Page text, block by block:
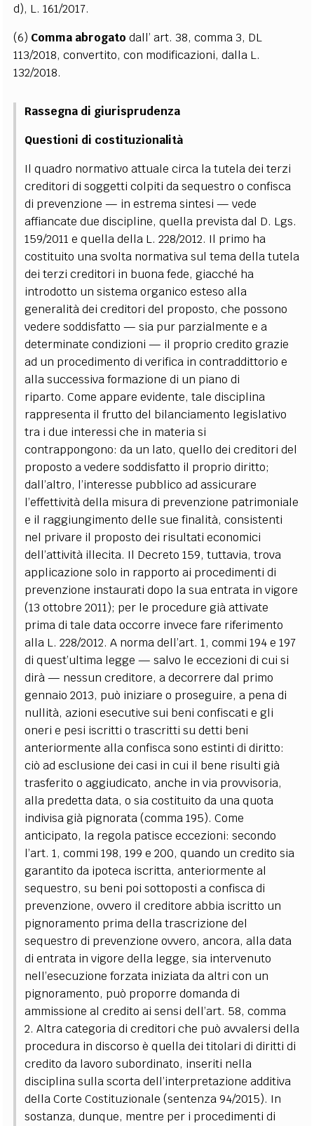
d), L. 161/2017.
(6) Comma abrogato dall’ art. 38, comma 3, DL
113/2018, convertito, con modificazioni, dalla L.
132/2018.
Rassegna di giurisprudenza
Questioni di costituzionalità
Il quadro normativo attuale circa la tutela dei terzi
creditori di soggetti colpiti da sequestro o confisca
di prevenzione — in estrema sintesi — vede
affiancate due discipline, quella prevista dal D. Lgs.
159/2011 e quella della L. 228/2012. Il primo ha
costituito una svolta normativa sul tema della tutela
dei terzi creditori in buona fede, giacché ha
introdotto un sistema organico esteso alla
generalità dei creditori del proposto, che possono
vedere soddisfatto — sia pur parzialmente e a
determinate condizioni — il proprio credito grazie
ad un procedimento di verifica in contraddittorio e
alla successiva formazione di un piano di
riparto.Come appare evidente, tale disciplina
rappresenta il frutto del bilanciamento legislativo
tra i due interessi che in materia si
contrappongono: da un lato, quello dei creditori del
proposto a vedere soddisfatto il proprio diritto;
dall’altro, l’interesse pubblico ad assicurare
l’effettività della misura di prevenzione patrimoniale
e il raggiungimento delle sue finalità, consistenti
nel privare il proposto dei risultati economici
dell’attività illecita. Il Decreto 159, tuttavia, trova
applicazione solo in rapporto ai procedimenti di
prevenzione instaurati dopo la sua entrata in vigore
(13 ottobre 2011); per le procedure già attivate
prima di tale data occorre invece fare riferimento
alla L. 228/2012. A norma dell’art. 1, commi 194 e 197
di quest’ultima legge — salvo le eccezioni di cui si
dirà — nessun creditore, a decorrere dal primo
gennaio 2013, può iniziare o proseguire, a pena di
nullità, azioni esecutive sui beni confiscati e gli
oneri e pesi iscritti o trascritti su detti beni
anteriormente alla confisca sono estinti di diritto:
ciò ad esclusione dei casi in cui il bene risulti già
trasferito o aggiudicato, anche in via provvisoria,
alla predetta data, o sia costituito da una quota
indivisa già pignorata (comma 195).Come
anticipato, la regola patisce eccezioni: secondo
l’art. 1, commi 198, 199 e 200, quando un credito sia
garantito da ipoteca iscritta, anteriormente al
sequestro, su beni poi sottoposti a confisca di
prevenzione, ovvero il creditore abbia iscritto un
pignoramento prima della trascrizione del
sequestro di prevenzione ovvero, ancora, alla data
di entrata in vigore della legge, sia intervenuto
nell’esecuzione forzata iniziata da altri con un
pignoramento, può proporre domanda di
ammissione al credito ai sensi dell’art. 58, comma
2.Altra categoria di creditori che può avvalersi della
procedura in discorso è quella dei titolari di diritti di
credito da lavoro subordinato, inseriti nella
disciplina sulla scorta dell’interpretazione additiva
della Corte Costituzionale (sentenza 94/2015). In
sostanza, dunque, mentre per i procedimenti di